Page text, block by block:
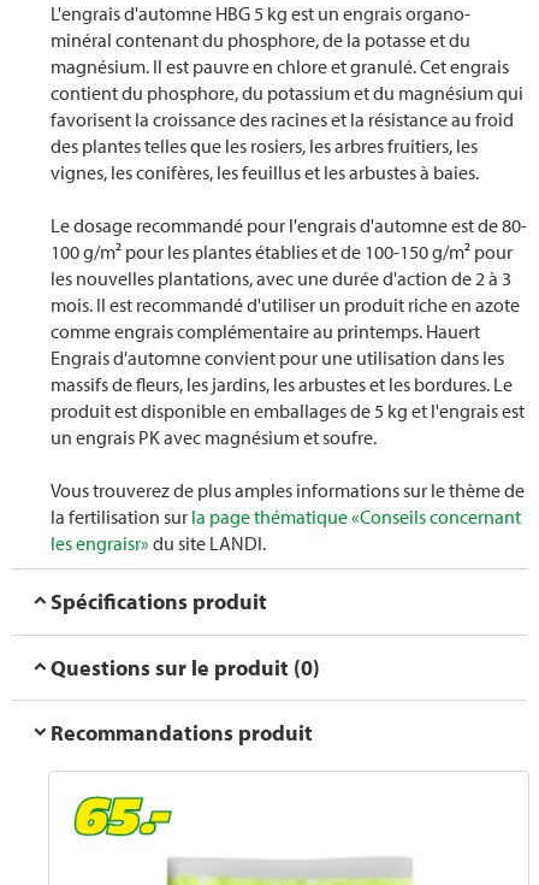
L'engrais d'automne HBG 5 kg est un engrais organo-
minéral contenant du phosphore, de la potasse et du
magnésium. Il est pauvre en chlore et granulé. Cet engrais
contient du phosphore, du potassium et du magnésium qui
favorisent la croissance des racines et la résistance au froid
des plantes telles que les rosiers, les arbres fruitiers, les
vignes, les conifères, les feuillus et les arbustes à baies.
Le dosage recommandé pour l'engrais d'automne est de 80-
100 g/m² pour les plantes établies et de 100-150 g/m² pour
les nouvelles plantations, avec une durée d'action de 2 à 3
mois. Il est recommandé d'utiliser un produit riche en azote
comme engrais complémentaire au printemps. Hauert
Engrais d'automne convient pour une utilisation dans les
massifs de fleurs, les jardins, les arbustes et les bordures. Le
produit est disponible en emballages de 5 kg et l'engrais est
un engrais PK avec magnésium et soufre.
Vous trouverez de plus amples informations sur le thème de
la fertilisation sur la page thématique «Conseils concernant
les engraisr» du site LANDI.
Spécifications produit
Questions sur le produit (0)
Recommandations produit